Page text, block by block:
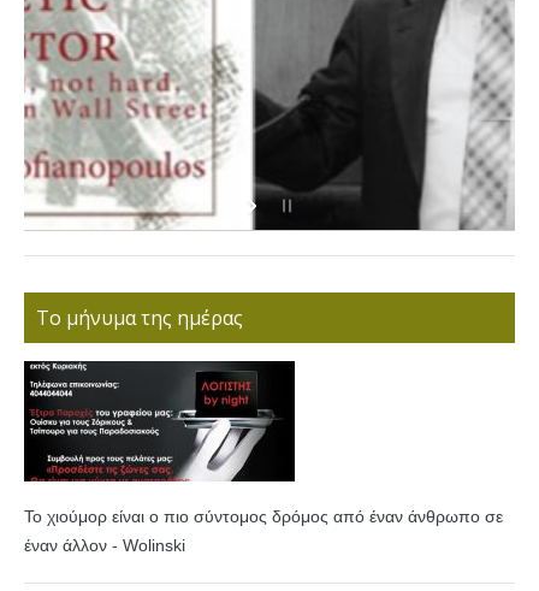
Το μήνυμα της ημέρας
Το χιούμορ είναι ο πιο σύντομος δρόμος από έναν άνθρωπο σε
έναν άλλον - Wolinski